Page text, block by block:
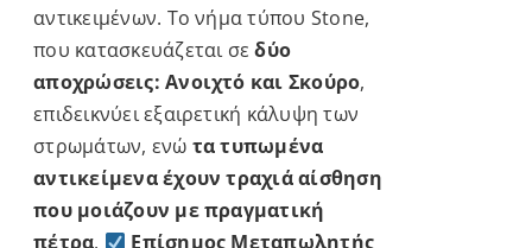
αντικειμένων. Το νήμα τύπου Stone,
που κατασκευάζεται σεδύο
αποχρώσεις: Ανοιχτό και Σκούρο,
επιδεικνύει εξαιρετική κάλυψη των
στρωμάτων, ενώ τα τυπωμένα
αντικείμενα έχουν τραχιά αίσθηση
που μοιάζουν με πραγματική
πέτρα.
Επίσημος Μεταπωλητής